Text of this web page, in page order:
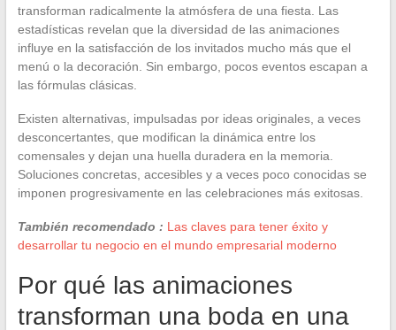
transforman radicalmente la atmósfera de una fiesta. Las
estadísticas revelan que la diversidad de las animaciones
influye en la satisfacción de los invitados mucho más que el
menú o la decoración. Sin embargo, pocos eventos escapan a
las fórmulas clásicas.
Existen alternativas, impulsadas por ideas originales, a veces
desconcertantes, que modifican la dinámica entre los
comensales y dejan una huella duradera en la memoria.
Soluciones concretas, accesibles y a veces poco conocidas se
imponen progresivamente en las celebraciones más exitosas.
También recomendado : Las claves para tener éxito y
desarrollar tu negocio en el mundo empresarial moderno
Por qué las animaciones
transforman una boda en una